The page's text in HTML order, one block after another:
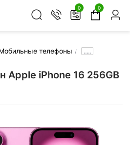
0 0
телефоны .....
Apple iPhone 16 256GB